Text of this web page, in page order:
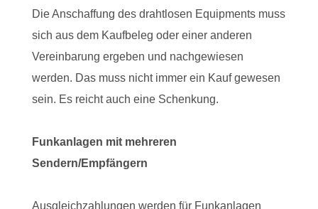
Die Anschaffung des drahtlosen Equipments muss
sich aus dem Kaufbeleg oder einer anderen
Vereinbarung ergeben und nachgewiesen
werden. Das muss nicht immer ein Kauf gewesen
sein. Es reicht auch eine Schenkung.
Funkanlagen mit mehreren
Sendern/Empfängern
Ausgleichzahlungen werden für Funkanlagen